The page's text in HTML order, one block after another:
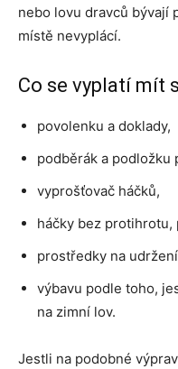
nebo lovu dravců bývají
místě nevyplácí.
Co se vyplatí mít
povolenku a doklady,
podběrák a podložku
vyprošťovač háčků,
háčky bez protihrotu,
prostředky na
výbavu podle toho,
na zimní lov.
Jestli na podobné